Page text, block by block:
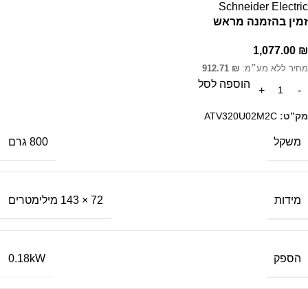
Schneider Electric
זמין בהזמנה מראש
1,077.00 ₪
מחיר ללא מע״מ: 912.71 ₪
הוספה לסל
מק”ט: ATV320U02M2C
משקל 800 גרם
מידות 72 × 143 מילימטרים
הספק 0.18kW